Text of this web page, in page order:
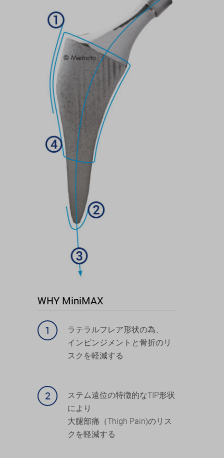
WHY MiniMAX
ラテラルフレア形状の為、
インピンジメントと骨折のリ
スクを軽減する
ステム遠位の特徴的なTIP形状
により
大腿部痛（Thigh Pain)のリス
クを軽減する